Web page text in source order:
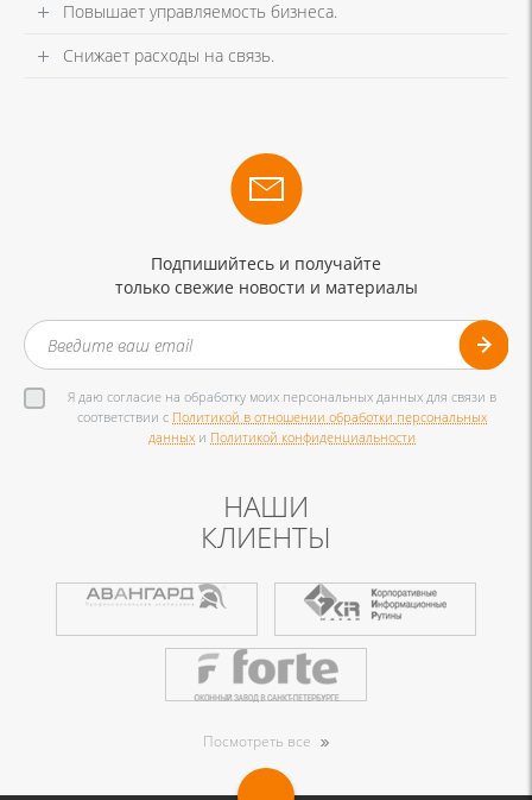
Повышает управляемость бизнеса.
Снижает расходы на связь.
Подпишийтесь и получайте
только свежие новости и материалы
Я даю согласие на обработку моих персональных данных для связи в
соответствии с Политикой в отношении обработки персональных
данных и Политикой конфиденциальности
НАШИ
КЛИЕНТЫ
Посмотреть все